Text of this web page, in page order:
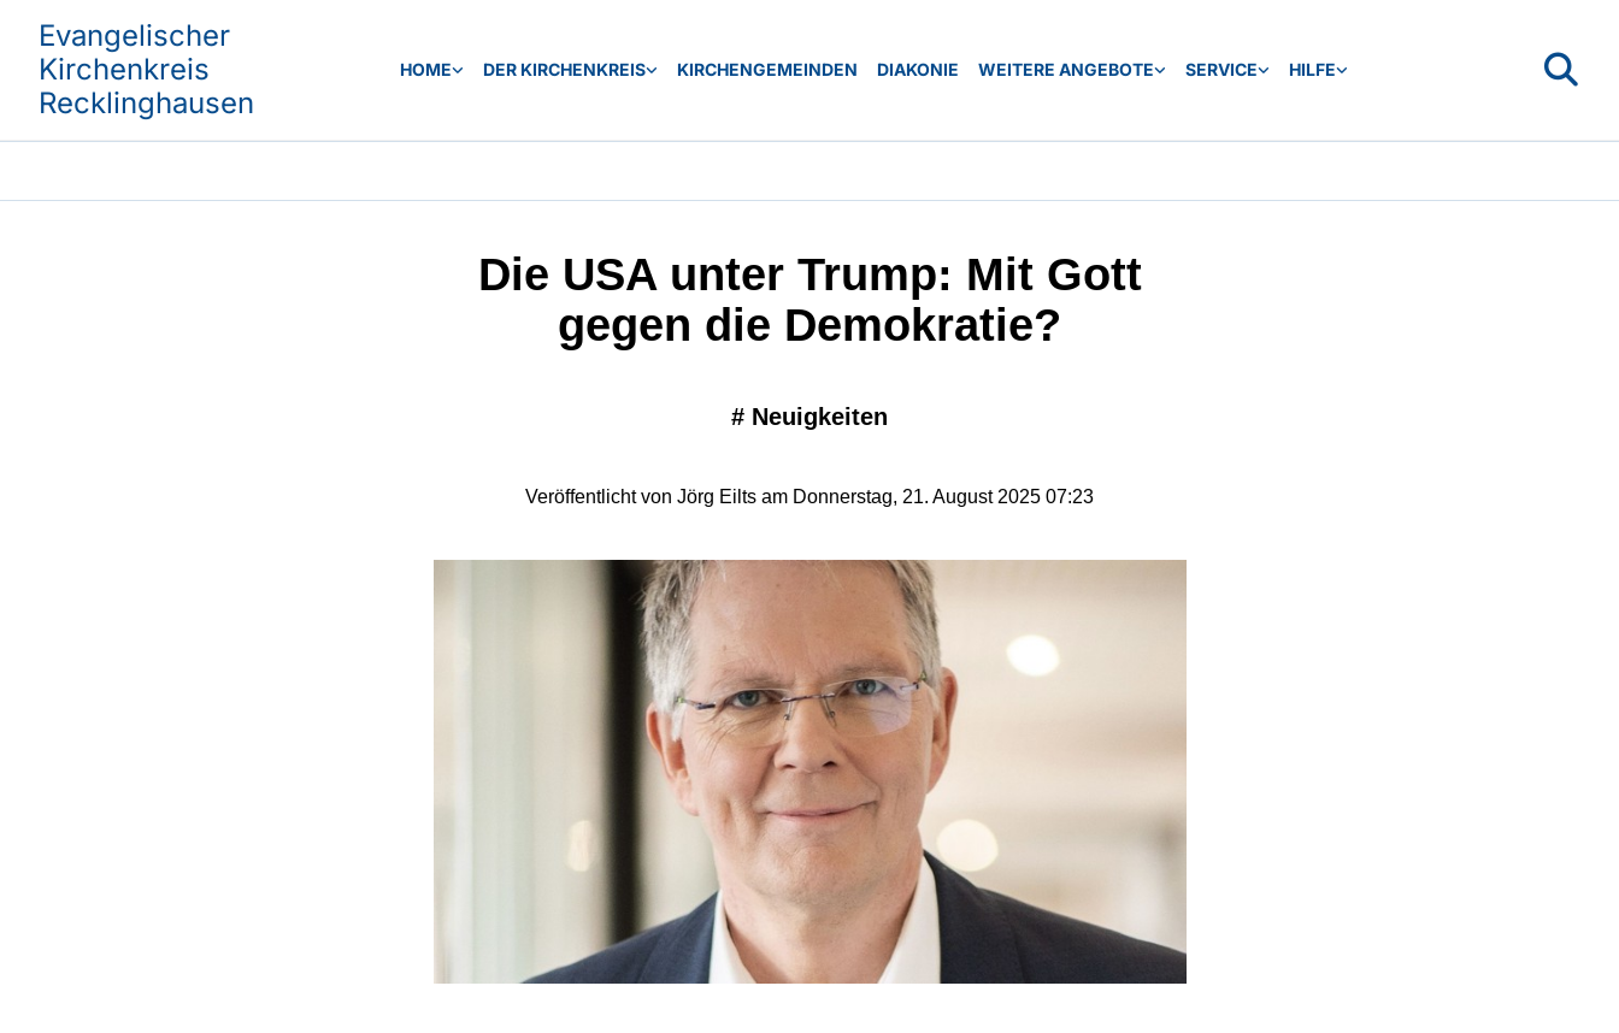
Evangelischer
Kirchenkreis
Recklinghausen
HOME DER KIRCHENKREIS KIRCHENGEMEINDEN DIAKONIE WEITERE ANGEBOTE SERVICE HILFE
Die USA unter Trump: Mit Gott
gegen die Demokratie?
# Neuigkeiten
Veröffentlicht von Jörg Eilts am Donnerstag, 21. August 2025 07:23